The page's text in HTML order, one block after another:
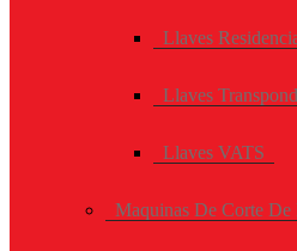
Llaves
Llaves
Llaves VATS
Maquinas De Corte De